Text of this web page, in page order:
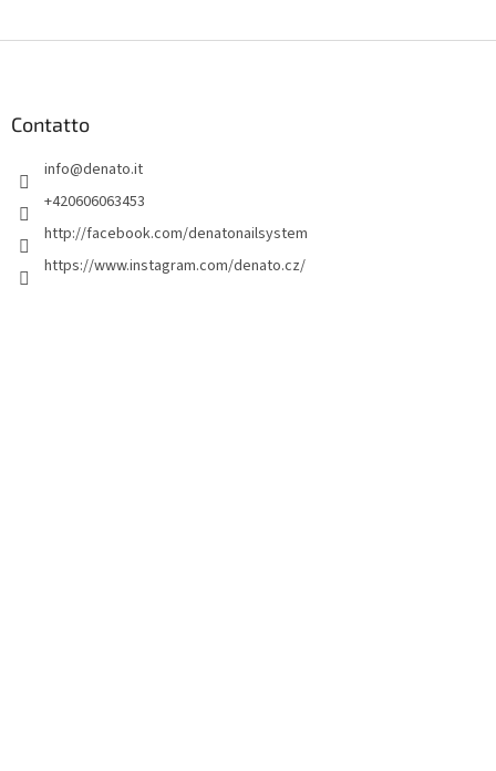
Contatto
info@denato.it
+420606063453
http://facebook.com/denatonailsystem
https://www.instagram.com/denato.cz/